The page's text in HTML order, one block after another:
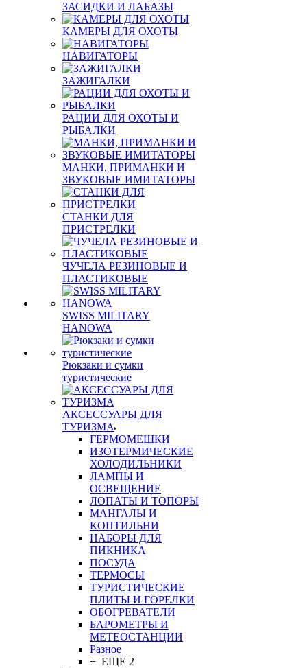
ЗАСИДКИ И ЛАБАЗЫ
КАМЕРЫ ДЛЯ ОХОТЫ
НАВИГАТОРЫ
ЗАЖИГАЛКИ
РАЦИИ ДЛЯ ОХОТЫ И
РЫБАЛКИ
МАНКИ, ПРИМАНКИ И
ЗВУКОВЫЕ ИМИТАТОРЫ
СТАНКИ ДЛЯ
ПРИСТРЕЛКИ
ЧУЧЕЛА РЕЗИНОВЫЕ И
ПЛАСТИКОВЫЕ
SWISS MILITARY
HANOWA
Рюкзаки и сумки
туристические
АКСЕССУАРЫ ДЛЯ
ТУРИЗМА
ГЕРМОМЕШКИ
ИЗОТЕРМИЧЕСКИЕ
ХОЛОДИЛЬНИКИ
ЛАМПЫ И
ОСВЕЩЕНИЕ
ЛОПАТЫ И ТОПОРЫ
МАНГАЛЫ И
КОПТИЛЬНИ
НАБОРЫ ДЛЯ
ПИКНИКА
ПОСУДА
ТЕРМОСЫ
ТУРИСТИЧЕСКИЕ
ПЛИТЫ И ГОРЕЛКИ
ОБОГРЕВАТЕЛИ
БАРОМЕТРЫ И
МЕТЕОСТАНЦИИ
Разное
+ ЕЩЕ 2